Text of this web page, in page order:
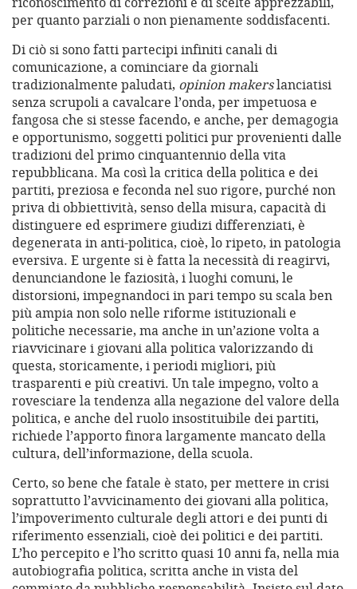
per quanto parziali o non pienamente soddisfacenti.
Di ciò si sono fatti partecipi infiniti canali di
comunicazione, a cominciare da giornali
tradizionalmente paludati, opinion makerslanciatisi
senza scrupoli a cavalcare l’onda, per impetuosa e
fangosa che si stesse facendo, e anche, per demagogia
e opportunismo, soggetti politici pur provenienti dalle
tradizioni del primo cinquantennio della vita
repubblicana. Ma così la critica della politica e dei
partiti, preziosa e feconda nel suo rigore, purché non
priva di obbiettività, senso della misura, capacità di
distinguere ed esprimere giudizi differenziati, è
degenerata in anti-politica, cioè, lo ripeto, in patologia
eversiva. E urgente si è fatta la necessità di reagirvi,
denunciandone le faziosità, i luoghi comuni, le
distorsioni, impegnandoci in pari tempo su scala ben
più ampia non solo nelle riforme istituzionali e
politiche necessarie, ma anche in un’azione volta a
riavvicinare i giovani alla politica valorizzando di
questa, storicamente, i periodi migliori, più
trasparenti e più creativi. Un tale impegno, volto a
rovesciare la tendenza alla negazione del valore della
politica, e anche del ruolo insostituibile dei partiti,
richiede l’apporto finora largamente mancato della
cultura, dell’informazione, della scuola.
Certo, so bene che fatale è stato, per mettere in crisi
soprattutto l’avvicinamento dei giovani alla politica,
l’impoverimento culturale degli attori e dei punti di
riferimento essenziali, cioè dei politici e dei partiti.
L’ho percepito e l’ho scritto quasi 10 anni fa, nella mia
autobiografia politica, scritta anche in vista del